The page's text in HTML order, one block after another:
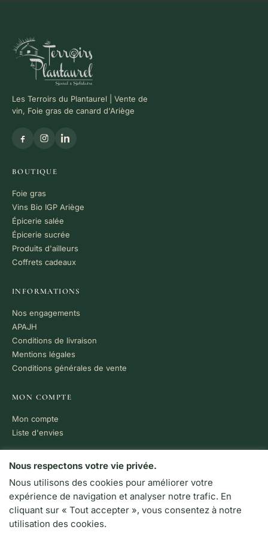
Les Terroirs du Plantaurel | Vente de
vin, Foie gras de canard d'Ariège
BOUTIQUE
Foie gras
Vins Bio IGP Ariège
Épicerie salée
Épicerie sucrée
Produits d'ailleurs
Coffrets cadeaux
INFORMATIONS
Nos engagements
APAJH
Conditions de livraison
Mentions légales
Conditions générales de vente
MON COMPTE
Mon compte
Liste d'envies
PAIEMENT 100% SÉCURISÉ
VISA MC CB
LIVRAISON RAPIDE
Colissimo · Chronopost
Nous respectons votre vie privée.
Nous utilisons des cookies pour améliorer votre
expérience de navigation et analyser notre trafic. En
cliquant sur « Tout accepter », vous consentez à notre
utilisation des cookies.